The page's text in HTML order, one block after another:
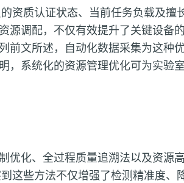
资质认证状态、当前任务负载及擅
源调配，不仅有效提升了关键设备
文所述，自动化数据采集为这种
系统化的资源管理优化可为实验
化、全过程质量追溯法以及资源
这些方法不仅增强了检测精准度、